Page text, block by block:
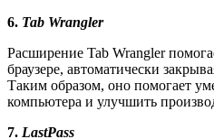
6. Tab Wrangler
Расширение Tab Wrangler
браузере, автоматически
Таким образом, оно помогает
компьютера и улучшить
7. LastPass